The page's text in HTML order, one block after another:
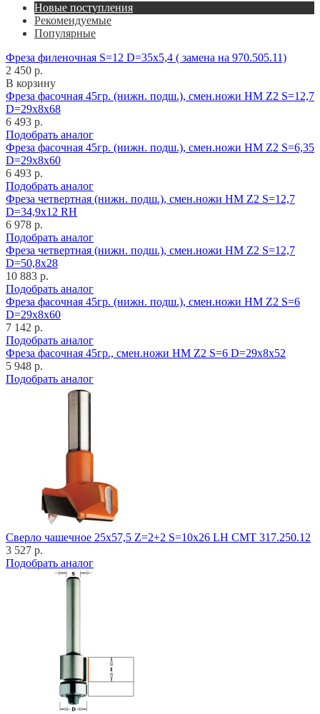
Новые поступления
Рекомендуемые
Популярные
Фреза филеночная S=12 D=35x5,4 ( замена на 970.505.11)
2 450 р.
В корзину
Фреза фасочная 45гр. (нижн. подш.), смен.ножи HM Z2 S=12,7
D=29x8x68
6 493 р.
Подобрать аналог
Фреза фасочная 45гр. (нижн. подш.), смен.ножи HM Z2 S=6,35
D=29x8x60
6 493 р.
Подобрать аналог
Фреза четвертная (нижн. подш.), смен.ножи HM Z2 S=12,7
D=34,9x12 RH
6 978 р.
Подобрать аналог
Фреза четвертная (нижн. подш.), смен.ножи HM Z2 S=12,7
D=50,8x28
10 883 р.
Подобрать аналог
Фреза фасочная 45гр. (нижн. подш.), смен.ножи HM Z2 S=6
D=29x8x60
7 142 р.
Подобрать аналог
Фреза фасочная 45гр., смен.ножи HM Z2 S=6 D=29x8x52
5 948 р.
Подобрать аналог
Cверло чашечное 25x57,5 Z=2+2 S=10x26 LH CMT 317.250.12
3 527 р.
Подобрать аналог